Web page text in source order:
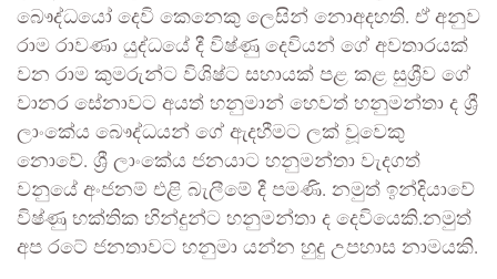
බෞද්ධයෝ දෙවි කෙනෙකු ලෙසින් නොඅදහති. ඒ අනුව
රාම රාවණා යුද්ධයේ දී විෂ්ණු දෙවියන් ගේ අවතාරයක්
වන රාම කුමරුන්ට විශිෂ්ට සහායක් පළ කළ සුශ්‍රීව ගේ
වානර සේනාවට අයත් හනුමාන් හෙවත් හනුමන්තා ද ශ්‍රී
ලාංකේය බෞද්ධයන් ගේ ඇදහීමට ලක් වූවෙකු
නොවේ. ශ්‍රී ලාංකේය ජනයාට හනුමන්තා වැදගත්
වනුයේ අංජනම් එළි බැලීමේ දී පමණි. නමුත් ඉන්දියාවේ
විෂ්ණු භක්තික හින්දුන්ට හනුමන්තා ද දෙවියෙකි.නමුත්
අප රටේ ජනතාවට හනුමා යන්න හුදු උපහාස නාමයකි.